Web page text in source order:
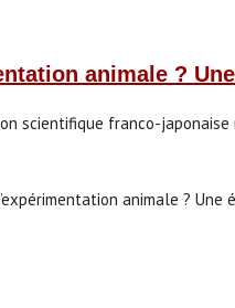
animale ?
scientifique franco-
animale ?